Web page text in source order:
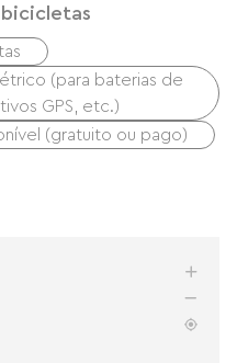
(para baterias de
GPS, etc.)
(gratuito ou pago)